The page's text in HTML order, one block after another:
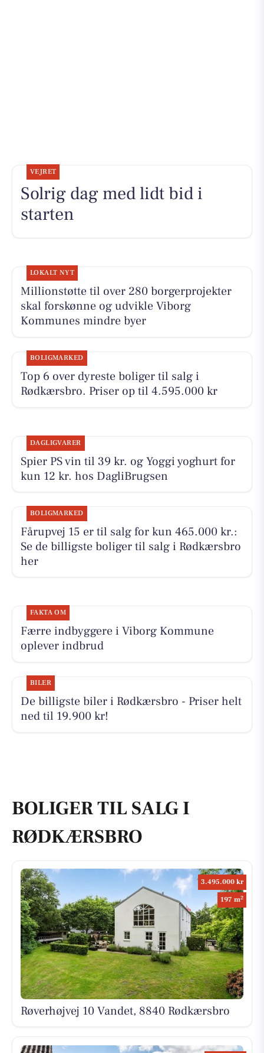
VEJRET
Solrig dag med lidt bid i
starten
LOKALT NYT
Millionstøtte til over 280 borgerprojekter
skal forskønne og udvikle Viborg
Kommunes mindre byer
BOLIGMARKED
Top 6 over dyreste boliger til salg i
Rødkærsbro. Priser op til 4.595.000 kr
DAGLIGVARER
Spier PS vin til 39 kr. og Yoggi yoghurt for
kun 12 kr. hos DagliBrugsen
BOLIGMARKED
Fårupvej 15 er til salg for kun 465.000 kr.:
Se de billigste boliger til salg i Rødkærsbro
her
FAKTA OM
Færre indbyggere i Viborg Kommune
oplever indbrud
BILER
De billigste biler i Rødkærsbro - Priser helt
ned til 19.900 kr!
BOLIGER TIL SALG I
RØDKÆRSBRO
3.495.000 kr
197 m2
Røverhøjvej 10 Vandet, 8840 Rødkærsbro